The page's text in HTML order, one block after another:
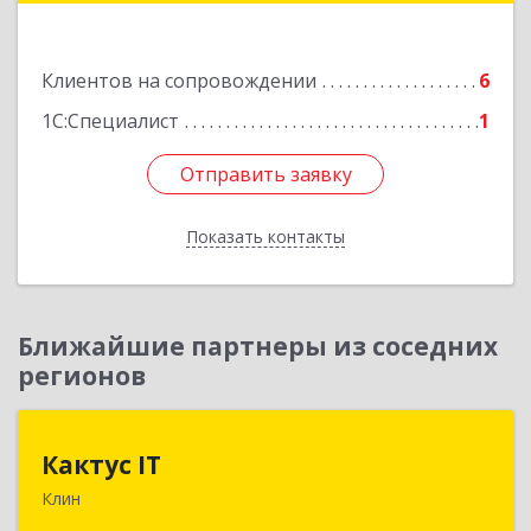
Клиентов на сопровождении
6
1С:Специалист
1
Отправить заявку
Показать контакты
Отправить заявку
Назад
Ближайшие партнеры из соседних
регионов
Кактус IT
Клин